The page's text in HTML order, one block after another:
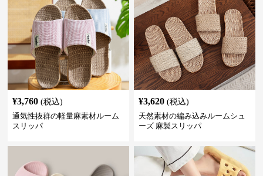
¥3,760 (税込)
通気性抜群の軽量麻素材ルーム
スリッパ
¥3,620 (税込)
天然素材の編み込みルームシュ
ーズ 麻製スリッパ